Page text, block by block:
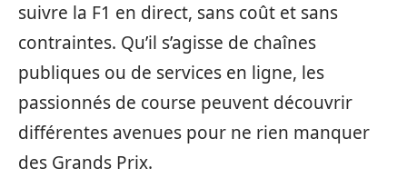
suivre la F1 en direct, sans coût et sans
contraintes. Qu’il s’agisse de chaînes
publiques ou de services en ligne, les
passionnés de course peuvent découvrir
différentes avenues pour ne rien manquer
des Grands Prix.